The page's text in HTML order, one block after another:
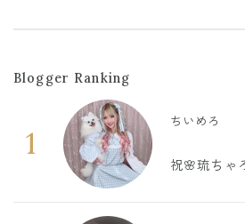
Blogger Ranking
1
ちいめろ
祝🌸琉ちゃ